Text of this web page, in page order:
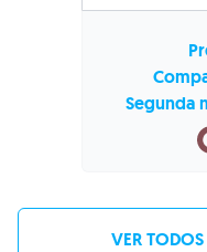
Segunda
VER